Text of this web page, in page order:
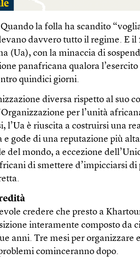
la folla ha scandito
davvero tutto il regime. E il
(Ua), con la minaccia di
panafricana qualora
quindici giorni.
diversa rispetto al suo
per l’unità
l’Ua è riuscita a costruirsi una
e gode di una reputazione più
del mondo, a eccezione
di smettere d’impicciarsi di
credere che presto a
interamente composto da
anni. Tre mesi per organizzare
cominceranno dopo.